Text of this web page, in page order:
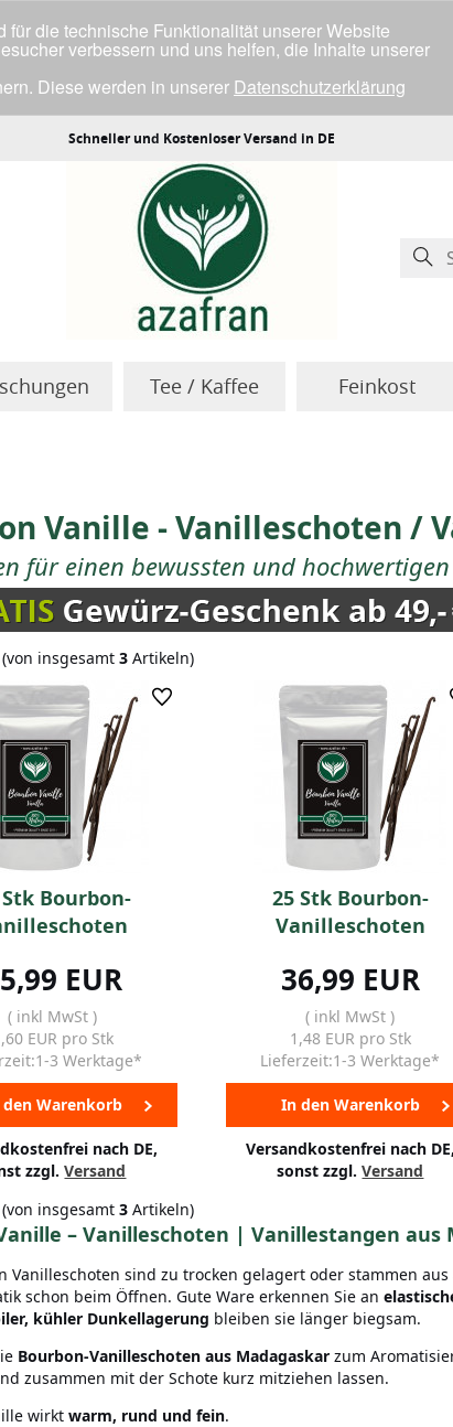
Schneller und Kostenloser Versand in DE
Tee / Kaffee Feinkost
Vanille - Vanilleschoten /
für einen bewussten und
(von insgesamt 3 Artikeln)
Stk Bourbon-
EUR
( inkl MwSt )
EUR pro Stk
3 Werktage*
Warenkorb
nach DE,
zzgl.Versand
25 Stk Bourbon-
Vanilleschoten
36,99 EUR
( inkl MwSt )
1,48 EUR pro Stk
Lieferzeit:1-3 Werktage*
In den Warenkorb
Versandkostenfrei nach DE,
sonst zzgl.Versand
(von insgesamt 3 Artikeln)
– Vanilleschoten | Vanillestangen aus
Vanilleschoten sind zu trocken gelagert oder stammen
schon beim Öffnen. Gute Ware erkennen Sie an
kühler Dunkellagerung bleiben sie länger biegsam.
Bourbon-Vanilleschoten aus Madagaskar zum
zusammen mit der Schote kurz mitziehen lassen.
wirkt warm, rund und fein.
die technische Funktionalität unserer Website
verbessern und uns helfen, die Inhalte unserer
Diese werden in unserer Datenschutzerklärung
einverstanden bist.